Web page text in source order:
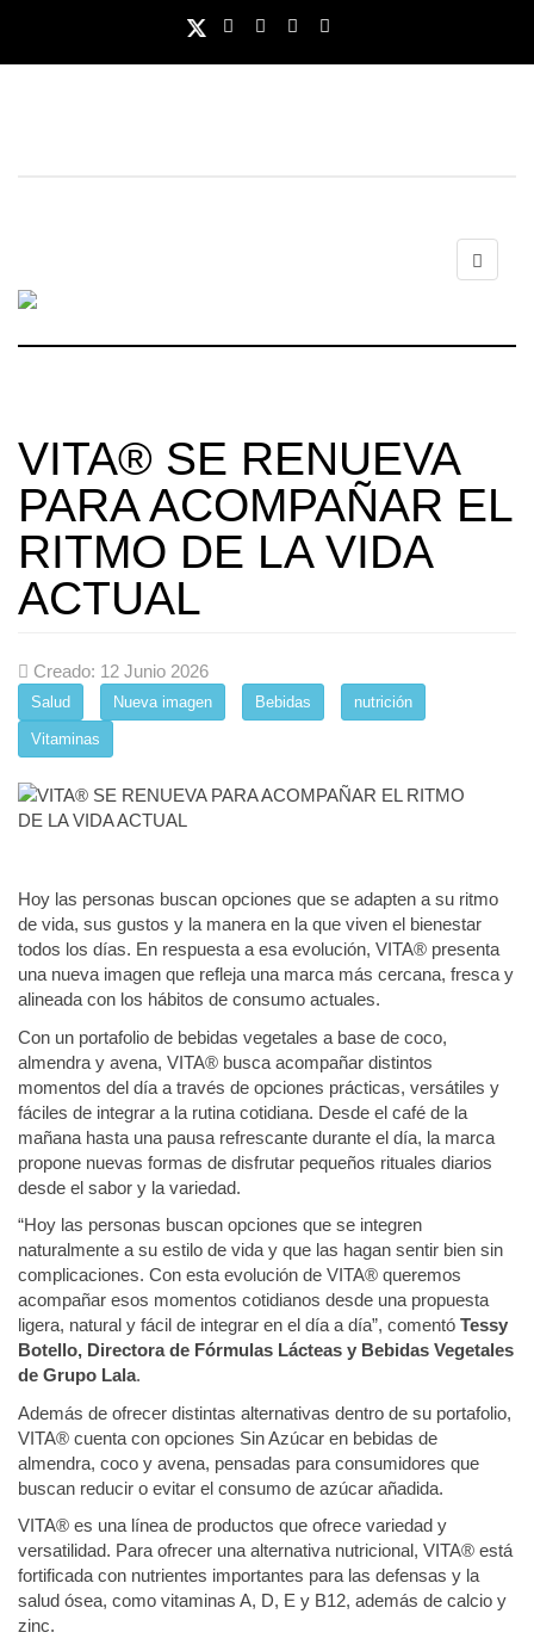
VITA®️ SE RENUEVA
PARA ACOMPAÑAR EL
RITMO DE LA VIDA
ACTUAL
Creado: 12 Junio 2026
Salud Nueva imagen Bebidas nutrición
Vitaminas
Hoy las personas buscan opciones que se adapten a su ritmo
de vida, sus gustos y la manera en la que viven el bienestar
todos los días. En respuesta a esa evolución, VITA®️ presenta
una nueva imagen que refleja una marca más cercana, fresca y
alineada con los hábitos de consumo actuales.
Con un portafolio de bebidas vegetales a base de coco,
almendra y avena, VITA®️ busca acompañar distintos
momentos del día a través de opciones prácticas, versátiles y
fáciles de integrar a la rutina cotidiana. Desde el café de la
mañana hasta una pausa refrescante durante el día, la marca
propone nuevas formas de disfrutar pequeños rituales diarios
desde el sabor y la variedad.
“Hoy las personas buscan opciones que se integren
naturalmente a su estilo de vida y que las hagan sentir bien sin
complicaciones. Con esta evolución de VITA®️ queremos
acompañar esos momentos cotidianos desde una propuesta
ligera, natural y fácil de integrar en el día a día”, comentó Tessy
Botello, Directora de Fórmulas Lácteas y Bebidas Vegetales
de Grupo Lala.
Además de ofrecer distintas alternativas dentro de su portafolio,
VITA®️ cuenta con opciones Sin Azúcar en bebidas de
almendra, coco y avena, pensadas para consumidores que
buscan reducir o evitar el consumo de azúcar añadida.
VITA®️ es una línea de productos que ofrece variedad y
versatilidad. Para ofrecer una alternativa nutricional, VITA®️ está
fortificada con nutrientes importantes para las defensas y la
salud ósea, como vitaminas A, D, E y B12, además de calcio y
zinc.